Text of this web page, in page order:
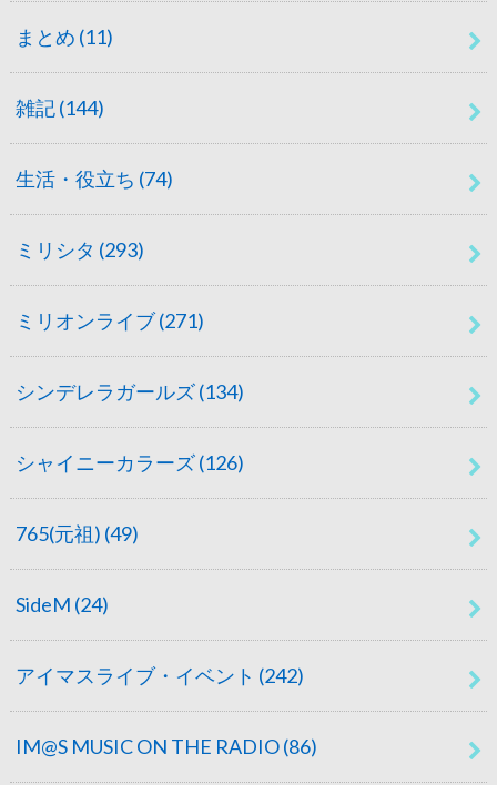
まとめ (11)
雑記(144)
生活・役立ち (74)
ミリシタ (293)
ミリオンライブ(271)
シンデレラガールズ(134)
シャイニーカラーズ(126)
765(元祖) (49)
SideM (24)
アイマスライブ・イベント (242)
IM@S MUSIC ON THE RADIO(86)